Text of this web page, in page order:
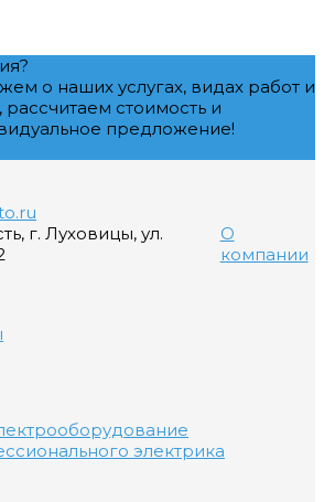
о наших услугах, видах работ и
стоимость и
предложение!
г. Луховицы, ул.
О
компании
электрика